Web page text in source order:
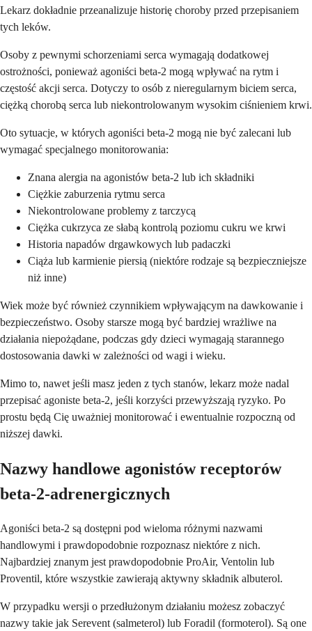
Lekarz dokładnie przeanalizuje historię choroby przed przepisaniem
tych leków.
Osoby z pewnymi schorzeniami serca wymagają dodatkowej
ostrożności, ponieważ agoniści beta-2 mogą wpływać na rytm i
częstość akcji serca. Dotyczy to osób z nieregularnym biciem serca,
ciężką chorobą serca lub niekontrolowanym wysokim ciśnieniem krwi.
Oto sytuacje, w których agoniści beta-2 mogą nie być zalecani lub
wymagać specjalnego monitorowania:
Znana alergia na agonistów beta-2 lub ich składniki
Ciężkie zaburzenia rytmu serca
Niekontrolowane problemy z tarczycą
Ciężka cukrzyca ze słabą kontrolą poziomu cukru we krwi
Historia napadów drgawkowych lub padaczki
Ciąża lub karmienie piersią (niektóre rodzaje są bezpieczniejsze
niż inne)
Wiek może być również czynnikiem wpływającym na dawkowanie i
bezpieczeństwo. Osoby starsze mogą być bardziej wrażliwe na
działania niepożądane, podczas gdy dzieci wymagają starannego
dostosowania dawki w zależności od wagi i wieku.
Mimo to, nawet jeśli masz jeden z tych stanów, lekarz może nadal
przepisać agoniste beta-2, jeśli korzyści przewyższają ryzyko. Po
prostu będą Cię uważniej monitorować i ewentualnie rozpoczną od
niższej dawki.
Nazwy handlowe agonistów receptorów
beta-2-adrenergicznych
Agoniści beta-2 są dostępni pod wieloma różnymi nazwami
handlowymi i prawdopodobnie rozpoznasz niektóre z nich.
Najbardziej znanym jest prawdopodobnie ProAir, Ventolin lub
Proventil, które wszystkie zawierają aktywny składnik albuterol.
W przypadku wersji o przedłużonym działaniu możesz zobaczyć
nazwy takie jak Serevent (salmeterol) lub Foradil (formoterol). Są one